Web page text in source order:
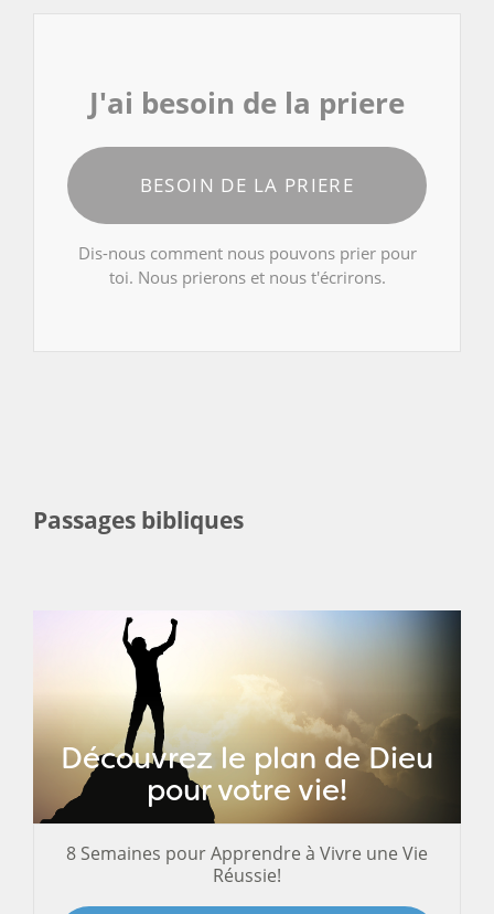
J'ai besoin de la priere
BESOIN DE LA PRIERE
Dis-nous comment nous pouvons prier pour
toi. Nous prierons et nous t'écrirons.
Passages bibliques
Découvrez le plan de Dieu
pour votre vie!
8 Semaines pour Apprendre à Vivre une Vie
Réussie!